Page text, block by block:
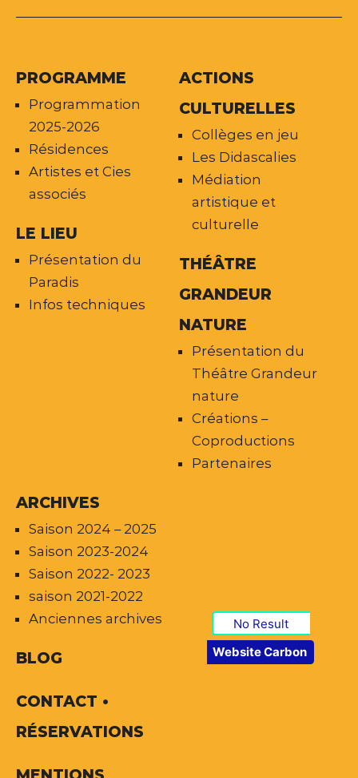
PROGRAMME
Programmation
2025-2026
Résidences
Artistes et Cies
associés
LE LIEU
Présentation du
Paradis
Infos techniques
ACTIONS
CULTURELLES
Collèges en jeu
Les Didascalies
Médiation
artistique et
culturelle
THÉÂTRE
GRANDEUR
NATURE
Présentation du
Théâtre Grandeur
nature
Créations –
Coproductions
Partenaires
ARCHIVES
Saison 2024 – 2025
Saison 2023-2024
Saison 2022- 2023
saison 2021-2022
Anciennes archives
BLOG
CONTACT •
RÉSERVATIONS
No Result
Website Carbon